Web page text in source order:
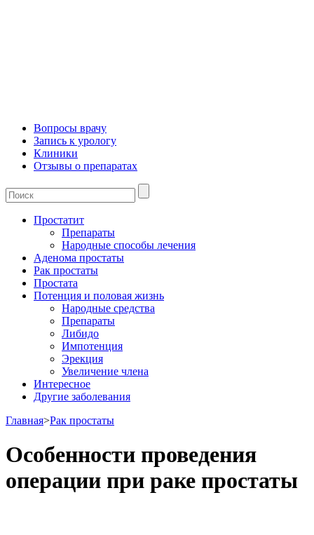
Вопросы врачу
Запись к урологу
Клиники
Отзывы о препаратах
Простатит
Препараты
Народные способы лечения
Аденома простаты
Рак простаты
Простата
Потенция и половая жизнь
Народные средства
Препараты
Либидо
Импотенция
Эрекция
Увеличение члена
Интересное
Другие заболевания
Главная>Рак простаты
Особенности проведения
операции при раке простаты